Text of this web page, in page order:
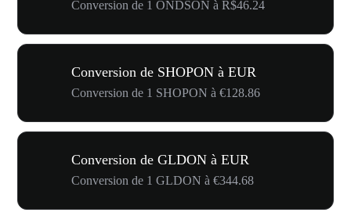
Conversion de 1 ONDSON à R$46.24
Conversion de SHOPON à EUR
Conversion de 1 SHOPON à €128.86
Conversion de GLDON à EUR
Conversion de 1 GLDON à €344.68